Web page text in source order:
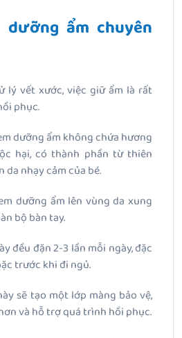
dưỡng ẩm chuyên
lý vết xước, việc giữ ẩm là rất
phục.
dưỡng ẩm không chứa hương
hại, có thành phần từ thiên
da nhạy cảm của bé.
dưỡng ẩm lên vùng da xung
bộ bàn tay.
đều đặn 2-3 lần mỗi ngày, đặc
trước khi đi ngủ.
sẽ tạo một lớp màng bảo vệ,
và hỗ trợ quá trình hồi phục.